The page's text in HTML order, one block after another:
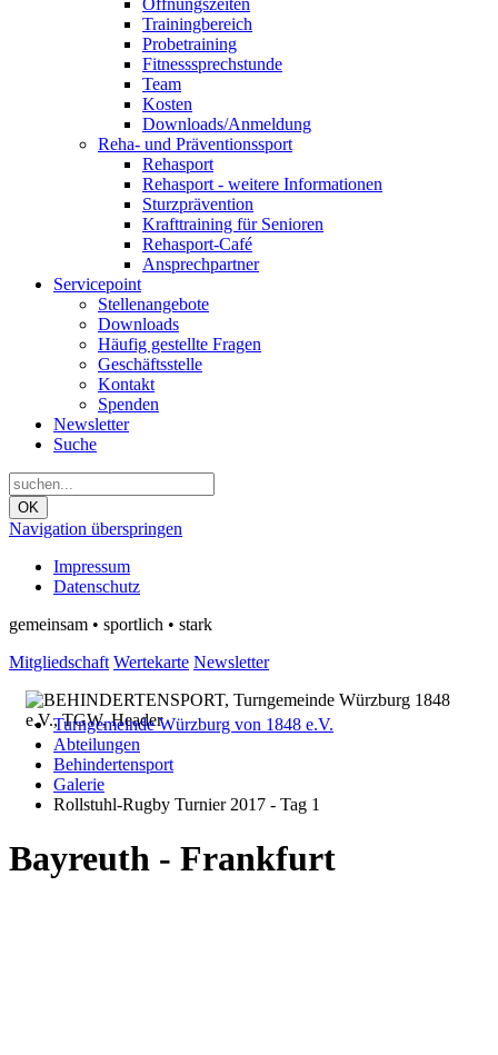
Öffnungszeiten
Trainingbereich
Probetraining
Fitnesssprechstunde
Team
Kosten
Downloads/Anmeldung
Reha- und Präventionssport
Rehasport
Rehasport - weitere Informationen
Sturzprävention
Krafttraining für Senioren
Rehasport-Café
Ansprechpartner
Servicepoint
Stellenangebote
Downloads
Häufig gestellte Fragen
Geschäftsstelle
Kontakt
Spenden
Newsletter
Suche
OK
Navigation überspringen
Impressum
Datenschutz
gemeinsam • sportlich • stark
Mitgliedschaft Wertekarte Newsletter
Turngemeinde Würzburg von 1848 e.V.
Abteilungen
Behindertensport
Galerie
Rollstuhl-Rugby Turnier 2017 - Tag 1
Bayreuth - Frankfurt